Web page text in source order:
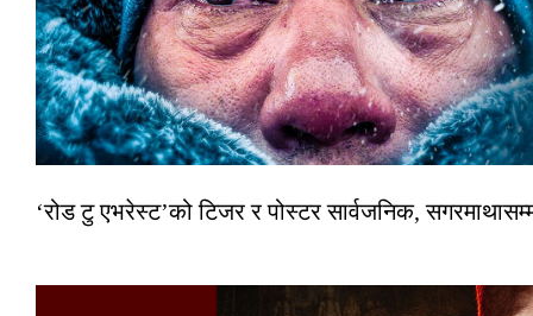
‘रोड टु एभरेस्ट’को टिजर र पोस्टर सार्वजनिक,